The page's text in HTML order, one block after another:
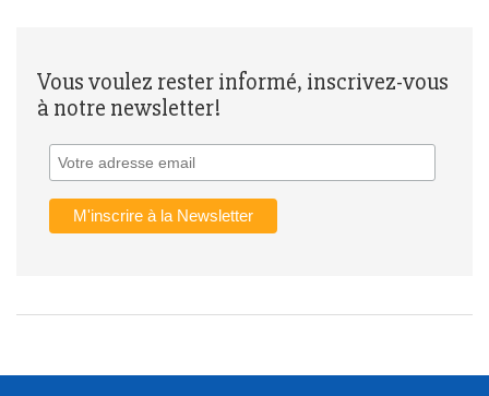
Vous voulez rester informé, inscrivez-vous
à notre newsletter!